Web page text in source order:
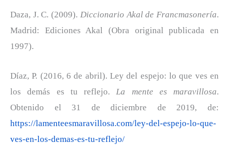
Daza, J. C. (2009). Diccionario Akal de Francmasonería.
Madrid: Ediciones Akal (Obra original publicada en
1997).
Díaz, P. (2016, 6 de abril). Ley del espejo: lo que ves en
los demás es tu reflejo.La mente es maravillosa.
Obtenido el 31 de diciembre de 2019, de:
https://lamenteesmaravillosa.com/ley-del-espejo-lo-que-
ves-en-los-demas-es-tu-reflejo/